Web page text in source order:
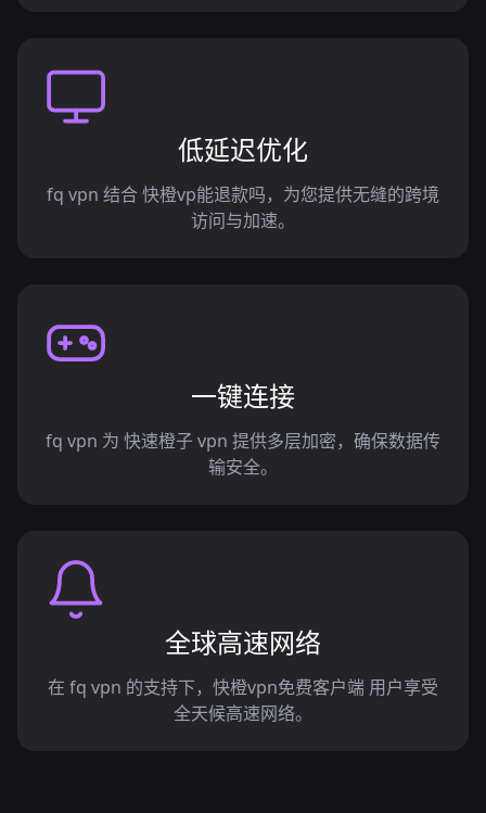
低延迟优化
fq vpn 结合 快橙vp能退款吗，为您提供无缝的跨境
访问与加速。
一键连接
fq vpn 为 快速橙子 vpn 提供多层加密，确保数据传
输安全。
全球高速网络
在 fq vpn 的支持下，快橙vpn免费客户端 用户享受
全天候高速网络。